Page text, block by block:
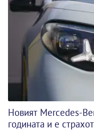
Новият Mercedes-
годината и е